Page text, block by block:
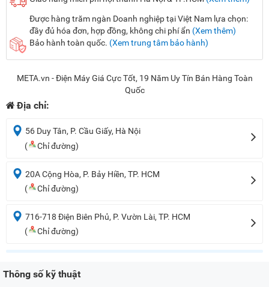
Được hàng trăm ngàn Doanh nghiệp tại Việt Nam lựa chọn:
đầy đủ hóa đơn, hợp đồng, không chi phí ẩn (Xem thêm)
Bảo hành toàn quốc. (Xem trung tâm bảo hành)
META.vn - Điện Máy Giá Cực Tốt, 19 Năm Uy Tín Bán Hàng Toàn
Quốc
Địa chỉ:
56 Duy Tân, P. Cầu Giấy, Hà Nội
(
Chỉ đường)
20A Cộng Hòa, P. Bảy Hiền, TP. HCM
(
Chỉ đường)
716-718 Điện Biên Phủ, P. Vườn Lài, TP. HCM
(
Chỉ đường)
Thông số kỹ thuật